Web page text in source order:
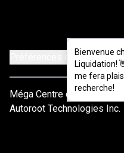
Bienvenue
Liquidation!
me fera
recherche!
Préférences de
Méga Centre de liquidation
Autoroot Technologies Inc.
Bienvenue
Liquidation!
me fera
recherche!